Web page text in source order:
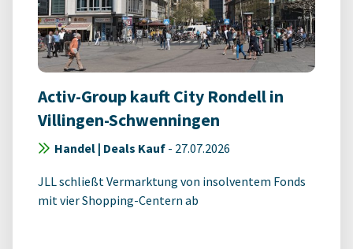
Activ-Group kauft City Rondell in
Villingen-Schwenningen
Handel | Deals Kauf - 27.07.2026
JLL schließt Vermarktung von insolventem Fonds
mit vier Shopping-Centern ab